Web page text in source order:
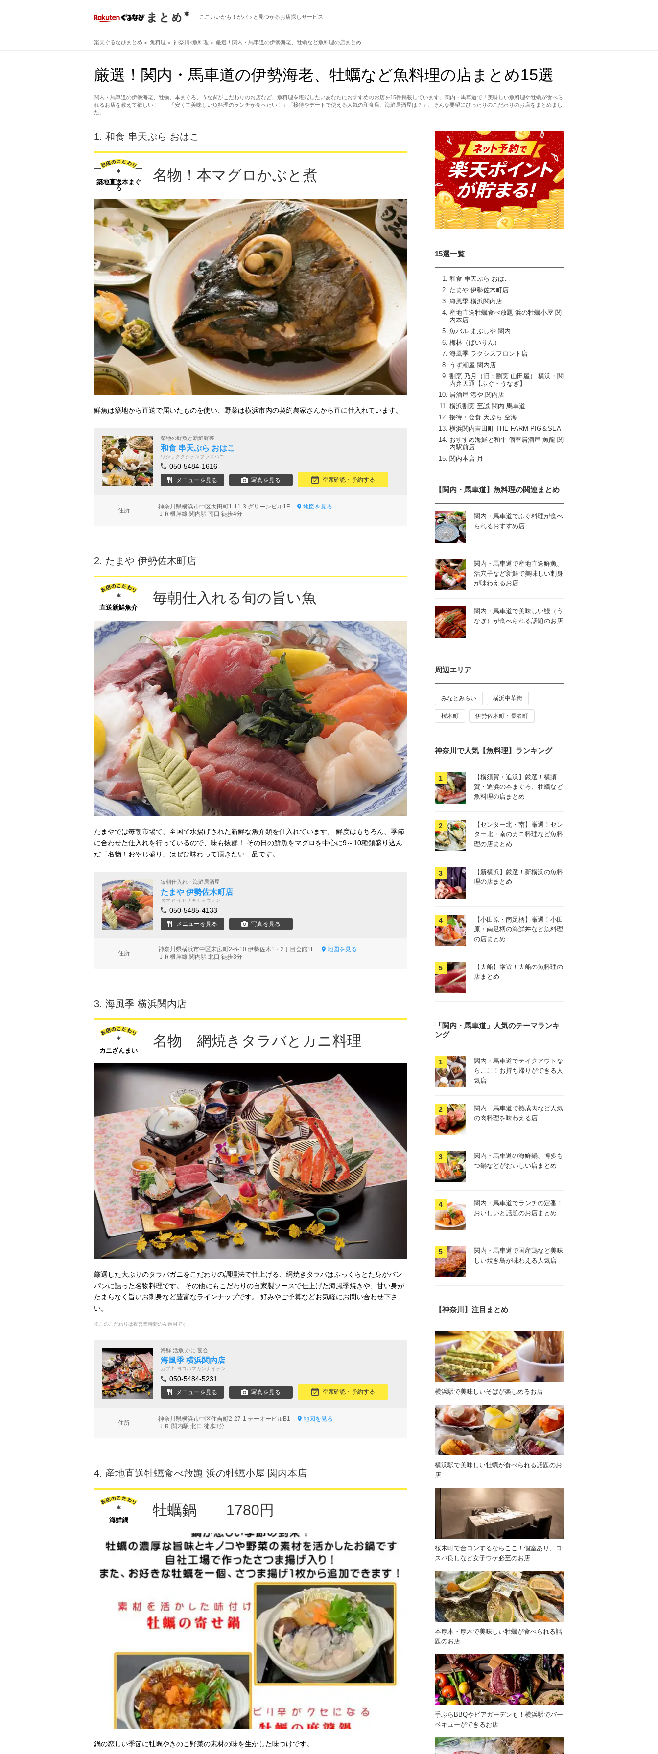
ここいいかも！がパッと見つかるお店探しサービス
楽天ぐるなびまとめ 魚料理 神奈川×魚料理 厳選！関内・馬車道の伊勢海老、牡蠣など魚料理の店まとめ
厳選！関内・馬車道の伊勢海老、牡蠣など魚料理の店まとめ15選
関内・馬車道の伊勢海老、牡蠣、本まぐろ、うなぎがこだわりのお店など、魚料理を堪能したいあなたにおすすめのお店を15件掲載しています。関内・馬車道で「美味しい魚料理や牡蠣が食べら
れるお店を教えて欲しい！」、「安くて美味しい魚料理のランチが食べたい！」「接待やデートで使える人気の和食店、海鮮居酒屋は？」、そんな要望にぴったりのこだわりのお店をまとめまし
た。
15選一覧
和食 串天ぷら おはこ
たまや 伊勢佐木町店
海風季 横浜関内店
産地直送牡蠣食べ放題 浜の牡蠣小屋 関
内本店
魚バル まぶしや 関内
梅林（ばいりん）
海風季 ラクシスフロント店
うず潮屋 関内店
割烹 乃月（旧：割烹 山田屋） 横浜・関
内弁天通【ふぐ・うなぎ】
居酒屋 港や 関内店
横浜割烹 至誠 関内 馬車道
接待・会食 天ぷら 空海
横浜関内吉田町 THE FARM PIG＆SEA
おすすめ海鮮と和牛 個室居酒屋 魚龍 関
内駅前店
関内本店 月
1. 和食 串天ぷら おはこ
築地直送本まぐ
ろ
名物！本マグロかぶと煮
鮮魚は築地から直送で届いたものを使い、野菜は横浜市内の契約農家さんから直に仕入れています。
築地の鮮魚と新鮮野菜
和食 串天ぷら おはこ
ワショククシテンプラオハコ
050-5484-1616
メニューを見る 写真を見る 空席確認・予約する
住所
神奈川県横浜市中区太田町1-11-3 グリーンビル1F
地図を見る
ＪＲ根岸線 関内駅 南口 徒歩4分
2. たまや 伊勢佐木町店
直送新鮮魚介
毎朝仕入れる旬の旨い魚
たまやでは毎朝市場で、全国で水揚げされた新鮮な魚介類を仕入れています。 鮮度はもちろん、季節
に合わせた仕入れを行っているので、味も抜群！ その日の鮮魚をマグロを中心に9～10種類盛り込ん
だ「名物！おやじ盛り」はぜひ味わって頂きたい一品です。
毎朝仕入れ・海鮮居酒屋
たまや 伊勢佐木町店
タマヤ イセザキチョウテン
050-5485-4133
メニューを見る 写真を見る
住所
神奈川県横浜市中区末広町2-6-10 伊勢佐木1・2丁目会館1F
地図を見る
ＪＲ根岸線 関内駅 北口 徒歩3分
3. 海風季 横浜関内店
カニざんまい
名物 網焼きタラバとカニ料理
厳選した大ぶりのタラバガニをこだわりの調理法で仕上げる、網焼きタラバはふっくらとた身がパン
パンに詰った名物料理です。 その他にもこだわりの自家製ソースで仕上げた海風季焼きや、甘い身が
たまらなく旨いお刺身など豊富なラインナップです。 好みやご予算などお気軽にお問い合わせ下さ
い。
※このこだわりは夜営業時間のみ適用です。
海鮮 活魚 かに 宴会
海風季 横浜関内店
カブキ ヨコハマカンナイテン
050-5484-5231
メニューを見る 写真を見る 空席確認・予約する
住所
神奈川県横浜市中区住吉町2-27-1 テーオービルB1
地図を見る
ＪＲ 関内駅 北口 徒歩3分
4. 産地直送牡蠣食べ放題 浜の牡蠣小屋 関内本店
海鮮鍋
牡蠣鍋 1780円
鍋の恋しい季節に牡蠣やきのこ野菜の素材の味を生かした味つけです。
【関内・馬車道】魚料理の関連まとめ
関内・馬車道でふぐ料理が食べ
られるおすすめ店
関内・馬車道で産地直送鮮魚、
活穴子など新鮮で美味しい刺身
が味わえるお店
関内・馬車道で美味しい鰻（う
なぎ）が食べられる話題のお店
周辺エリア
みなとみらい 横浜中華街
桜木町 伊勢佐木町・長者町
神奈川で人気【魚料理】ランキング
【横須賀・追浜】厳選！横須
賀・追浜の本まぐろ、牡蠣など
魚料理の店まとめ
【センター北・南】厳選！セン
ター北・南のカニ料理など魚料
理の店まとめ
【新横浜】厳選！新横浜の魚料
理の店まとめ
【小田原・南足柄】厳選！小田
原・南足柄の海鮮丼など魚料理
の店まとめ
【大船】厳選！大船の魚料理の
店まとめ
「関内・馬車道」人気のテーマランキ
ング
関内・馬車道でテイクアウトな
らここ！お持ち帰りができる人
気店
関内・馬車道で熟成肉など人気
の肉料理を味わえる店
関内・馬車道の海鮮鍋、博多も
つ鍋などがおいしい店まとめ
関内・馬車道でランチの定番！
おいしいと話題のお店まとめ
関内・馬車道で国産鶏など美味
しい焼き鳥が味わえる人気店
【神奈川】注目まとめ
横浜駅で美味しいそばが楽しめるお店
横浜駅で美味しい牡蠣が食べられる話題のお
店
桜木町で合コンするならここ！個室あり、コ
スパ良しなど女子ウケ必至のお店
本厚木・厚木で美味しい牡蠣が食べられる話
題のお店
手ぶらBBQやビアガーデンも！横浜駅でバー
ベキューができるお店